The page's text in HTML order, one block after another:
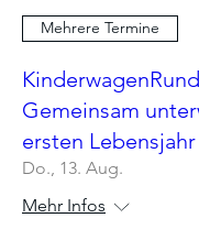
Mehrere Termine
Gemeinsam
ersten Lebensjahr
Do., 13. Aug.
Mehr Infos